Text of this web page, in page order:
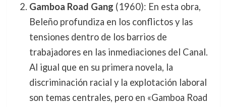
Gamboa Road Gang (1960): En esta obra,
Beleño profundiza en los conflictos y las
tensiones dentro de los barrios de
trabajadores en las inmediaciones del Canal.
Al igual que en su primera novela, la
discriminación racial y la explotación laboral
son temas centrales, pero en «Gamboa Road